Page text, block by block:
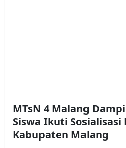
MTsN 4 Malang
Siswa Ikuti Sosialisasi
Kabupaten Malang